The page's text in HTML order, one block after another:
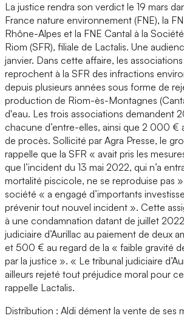
La justice rendra son verdict le 19 mars
France nature environnement (FNE), la
Rhône-Alpes et la FNE Cantal à la
Riom (SFR), filiale de Lactalis. Une
janvier. Dans cette affaire, les
reprochent à la SFR des infractions
depuis plusieurs années sous forme de
production de Riom-ès-Montagnes
d'eau. Les trois associations demandent
chacune d’entre-elles, ainsi que 2 000 €
de procès. Sollicité par Agra Presse, le
rappelle que la SFR « avait pris les
que l’incident du 13 mai 2022, qui n’a
mortalité piscicole, ne se reproduise pas
société « a engagé d’importants
prévenir tout nouvel incident ». Cette
à une condamnation datant de juillet
judiciaire d’Aurillac au paiement de deux
et 500 € au regard de la « faible gravité
par la justice ». « Le tribunal judiciaire
ailleurs rejeté tout préjudice moral pour
rappelle Lactalis.
Distribution : Aldi dément la vente de ses